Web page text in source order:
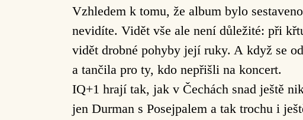
Vzhledem k tomu, že album bylo
nevidíte. Vidět vše ale není důležité: při
vidět drobné pohyby její ruky. A když se
a tančila pro ty, kdo nepřišli na koncert.
IQ+1 hrají tak, jak v Čechách snad ještě
jen Durman s Posejpalem a tak trochu i